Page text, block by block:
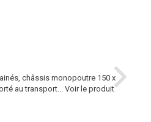
châssis monopoutre 150 x
au transport...
Voir le produit